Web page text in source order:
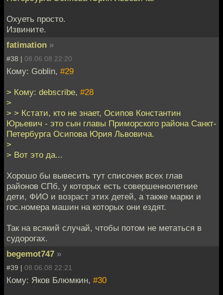
Охуеть просто.
Извините.
fatimation »
#38 | 08.06.08 22:20
Кому: Goblin, #29
> Кому: debscribe, #28
>
> > Кстати, кто не знает, Осипов Константин
Юрьевич - это сын главы Приморского района Санкт-
Петербурга Осипова Юрия Львовича.
>
> Вот это да...
Хорошо бы вывесить тут списочек всех глав
районов СПб, у которых есть совершеннолетние
дети, ФИО и возраст этих детей, а также марки и
гос.номера машин на которых они ездят.
Так на всякий случай, чтобы потом не метаться в
судорогах.
begemot747 »
#39 | 08.06.08 22:21
Кому: Яков Блюмкин, #30